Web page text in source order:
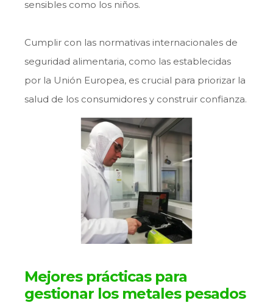
sensibles como los niños.
Cumplir con las normativas internacionales de
seguridad alimentaria, como las establecidas
por la Unión Europea, es crucial para priorizar la
salud de los consumidores y construir confianza.
Mejores prácticas para
gestionar los metales pesados